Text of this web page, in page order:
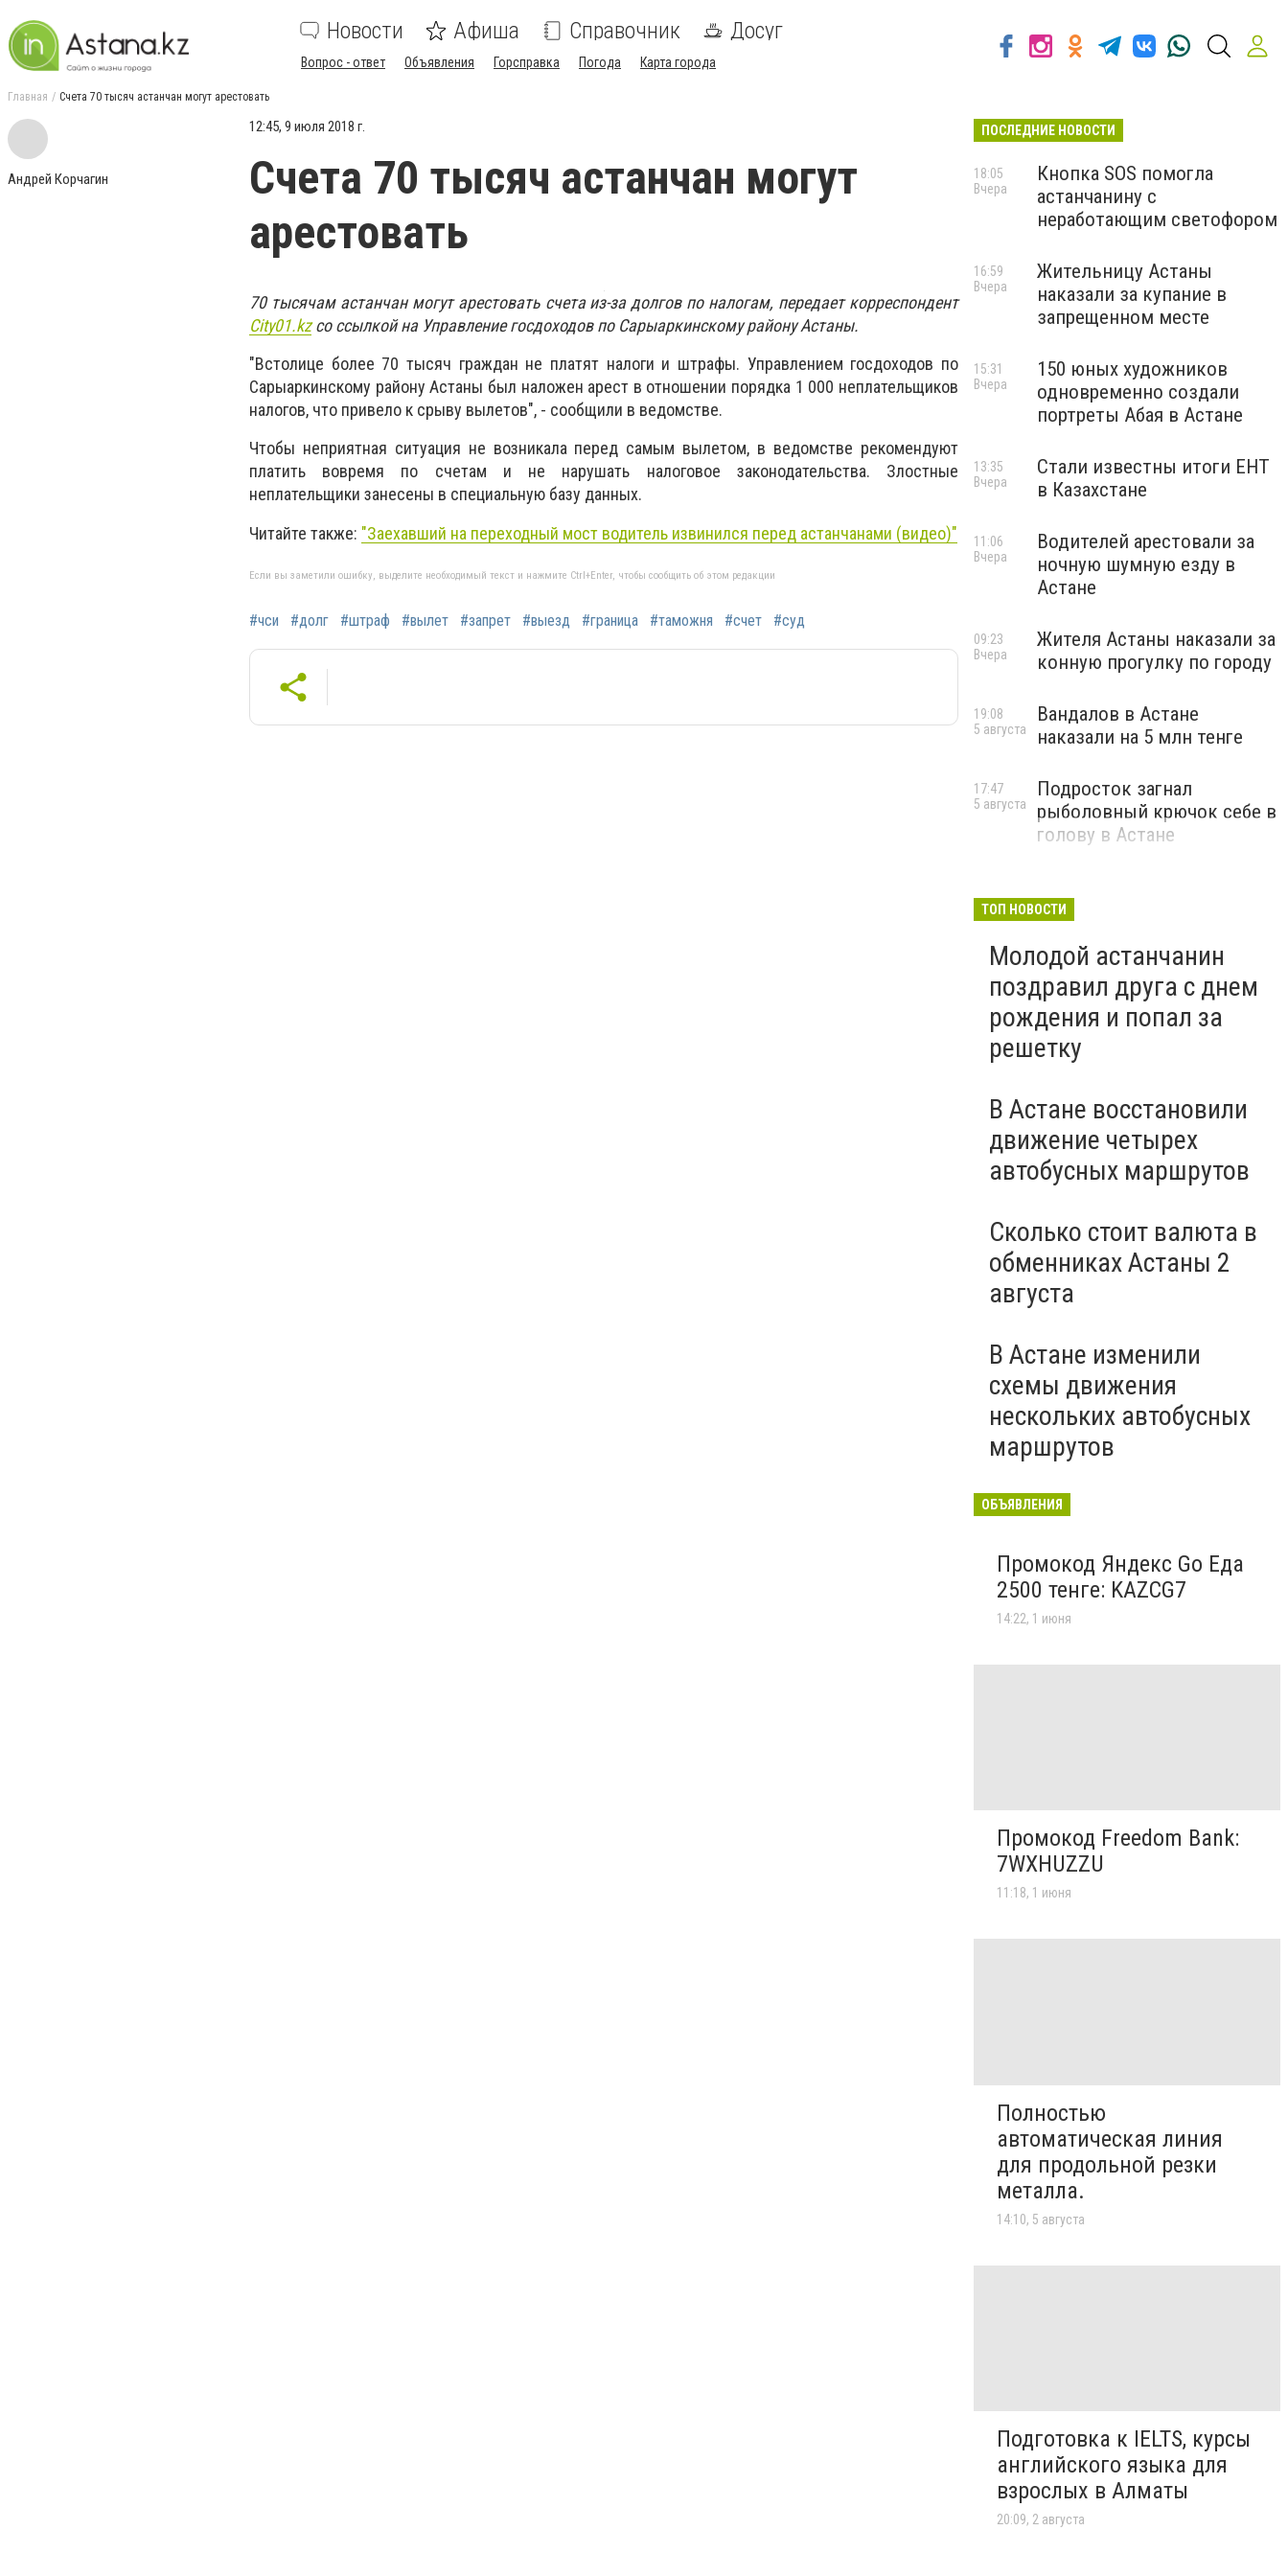
Новости Афиша Справочник Досуг
Вопрос - ответ Объявления Горсправка Погода Карта города
Главная Счета 70 тысяч астанчан могут арестовать
Андрей Корчагин
12:45, 9 июля 2018 г.
Счета 70 тысяч астанчан могут
арестовать
70 тысячам астанчан могут арестовать счета из-за долгов по налогам, передает корреспондент
City01.kzсо ссылкой на Управление госдоходов по Сарыаркинскому району Астаны.
"Встолице более 70 тысяч граждан не платят налоги и штрафы. Управлением госдоходов по
Сарыаркинскому району Астаны был наложен арест в отношении порядка 1 000 неплательщиков
налогов, что привело к срыву вылетов", - сообщили в ведомстве.
Чтобы неприятная ситуация не возникала перед самым вылетом, в ведомстве рекомендуют
платить вовремя по счетам и не нарушать налоговое законодательства. Злостные
неплательщики занесены в специальную базу данных.
Читайте также: "Заехавший на переходный мост водитель извинился перед астанчанами (видео)"
Если вы заметили ошибку, выделите необходимый текст и нажмите Ctrl+Enter, чтобы сообщить об этом редакции
#чси #долг #штраф #вылет #запрет #выезд #граница #таможня #счет #суд
ПОСЛЕДНИЕ НОВОСТИ
Кнопка SOS помогла
астанчанину с
неработающим светофором
18:05
Вчера
Жительницу Астаны
наказали за купание в
запрещенном месте
16:59
Вчера
150 юных художников
одновременно создали
портреты Абая в Астане
15:31
Вчера
Стали известны итоги ЕНТ
в Казахстане
13:35
Вчера
Водителей арестовали за
ночную шумную езду в
Астане
11:06
Вчера
Жителя Астаны наказали за
конную прогулку по городу
09:23
Вчера
Вандалов в Астане
наказали на 5 млн тенге
19:08
5 августа
Подросток загнал
рыболовный крючок себе в
голову в Астане
17:47
5 августа
ТОП НОВОСТИ
Молодой астанчанин
поздравил друга с днем
рождения и попал за
решетку
В Астане восстановили
движение четырех
автобусных маршрутов
Сколько стоит валюта в
обменниках Астаны 2
августа
В Астане изменили
схемы движения
нескольких автобусных
маршрутов
ОБЪЯВЛЕНИЯ
Промокод Яндекс Go Еда
2500 тенге: KAZCG7
14:22, 1 июня
Промокод Freedom Bank:
7WXHUZZU
11:18, 1 июня
Полностью
автоматическая линия
для продольной резки
металла.
14:10, 5 августа
Подготовка к IELTS, курсы
английского языка для
взрослых в Алматы
20:09, 2 августа